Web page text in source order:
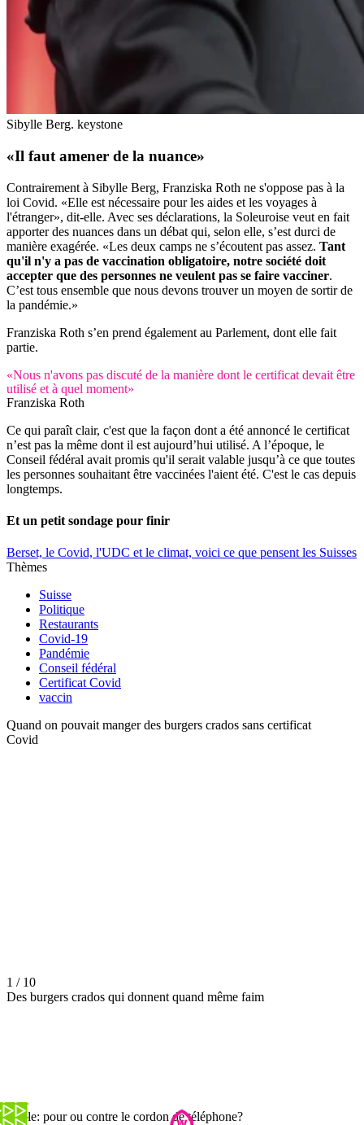
Sibylle Berg. keystone
«Il faut amener de la nuance»
Contrairement à Sibylle Berg, Franziska Roth ne s'oppose pas à la
loi Covid. «Elle est nécessaire pour les aides et les voyages à
l'étranger», dit-elle. Avec ses déclarations, la Soleuroise veut en fait
apporter des nuances dans un débat qui, selon elle, s’est durci de
manière exagérée. «Les deux camps ne s’écoutent pas assez. Tant
qu'il n'y a pas de vaccination obligatoire, notre société doit
accepter que des personnes ne veulent pas se faire vacciner.
C’est tous ensemble que nous devons trouver un moyen de sortir de
la pandémie.»
Franziska Roth s’en prend également au Parlement, dont elle fait
partie.
«Nous n'avons pas discuté de la manière dont le certificat devait être
utilisé et à quel moment»
Franziska Roth
Ce qui paraît clair, c'est que la façon dont a été annoncé le certificat
n’est pas la même dont il est aujourd’hui utilisé. A l’époque, le
Conseil fédéral avait promis qu'il serait valable jusqu’à ce que toutes
les personnes souhaitant être vaccinées l'aient été. C'est le cas depuis
longtemps.
Et un petit sondage pour finir
Berset, le Covid, l'UDC et le climat, voici ce que pensent les Suisses
Thèmes
Suisse
Politique
Restaurants
Covid-19
Pandémie
Conseil fédéral
Certificat Covid
vaccin
Quand on pouvait manger des burgers crados sans certificat
Covid
1 / 10
Des burgers crados qui donnent quand même faim
Battle: pour ou contre le cordon de téléphone?